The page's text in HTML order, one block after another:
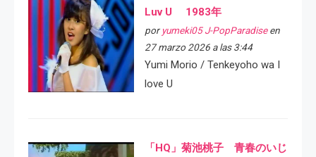
Luv U 1983年
por yumeki05 J-PopParadiseen
27 marzo 2026 a las 3:44
Yumi Morio / Tenkeyoho wa I
love U
「HQ」菊池桃子 青春のいじ